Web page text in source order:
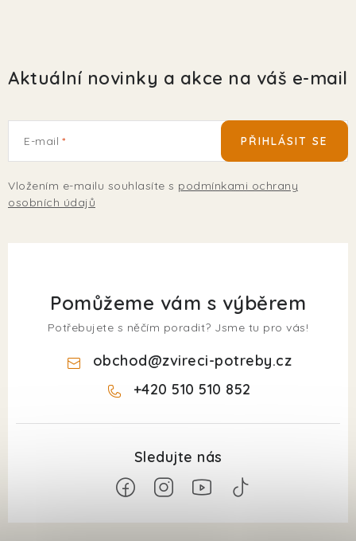
Aktuální novinky a akce na váš e-mail
E-mail
Vložením e-mailu souhlasíte s podmínkami ochrany
osobních údajů
PŘIHLÁSIT SE
Pomůžeme vám s výběrem
Potřebujete s něčím poradit? Jsme tu pro vás!
obchod@zvireci-potreby.cz
+420 510 510 852